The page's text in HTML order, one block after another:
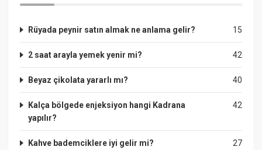
15
Rüyada peynir satın almak ne anlama gelir?
42
2 saat arayla yemek yenir mi?
40
Beyaz çikolata yararlı mı?
42
Kalça bölgede enjeksiyon hangi Kadrana
yapılır?
27
Kahve bademciklere iyi gelir mi?